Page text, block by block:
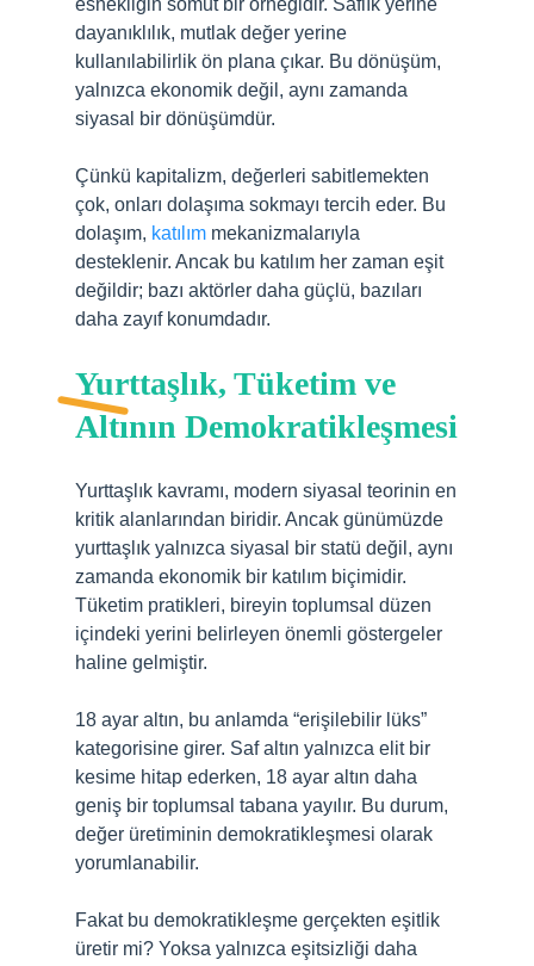
esnekliğin somut bir örneğidir. Saflık yerine
dayanıklılık, mutlak değer yerine
kullanılabilirlik ön plana çıkar. Bu dönüşüm,
yalnızca ekonomik değil, aynı zamanda
siyasal bir dönüşümdür.
Çünkü kapitalizm, değerleri sabitlemekten
çok, onları dolaşıma sokmayı tercih eder. Bu
dolaşım, katılım mekanizmalarıyla
desteklenir. Ancak bu katılım her zaman eşit
değildir; bazı aktörler daha güçlü, bazıları
daha zayıf konumdadır.
Yurttaşlık, Tüketim ve
Altının Demokratikleşmesi
Yurttaşlık kavramı, modern siyasal teorinin en
kritik alanlarından biridir. Ancak günümüzde
yurttaşlık yalnızca siyasal bir statü değil, aynı
zamanda ekonomik bir katılım biçimidir.
Tüketim pratikleri, bireyin toplumsal düzen
içindeki yerini belirleyen önemli göstergeler
haline gelmiştir.
18 ayar altın, bu anlamda “erişilebilir lüks”
kategorisine girer. Saf altın yalnızca elit bir
kesime hitap ederken, 18 ayar altın daha
geniş bir toplumsal tabana yayılır. Bu durum,
değer üretiminin demokratikleşmesi olarak
yorumlanabilir.
Fakat bu demokratikleşme gerçekten eşitlik
üretir mi? Yoksa yalnızca eşitsizliği daha